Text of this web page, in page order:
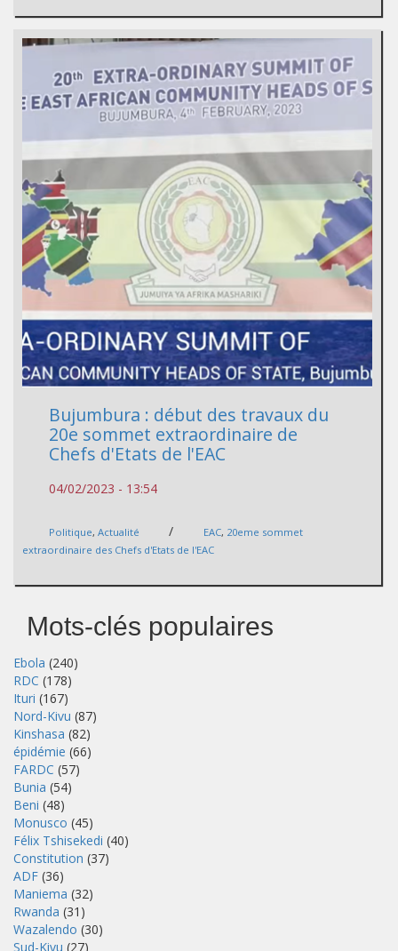
Bujumbura : début des travaux du
20e sommet extraordinaire de
Chefs d'Etats de l'EAC
04/02/2023 - 13:54
Politique, Actualité / EAC, 20eme sommet
extraordinaire des Chefs d'Etats de l'EAC
Mots-clés populaires
Ebola (240)
RDC (178)
Ituri (167)
Nord-Kivu (87)
Kinshasa (82)
épidémie (66)
FARDC (57)
Bunia (54)
Beni (48)
Monusco (45)
Félix Tshisekedi (40)
Constitution (37)
ADF (36)
Maniema (32)
Rwanda (31)
Wazalendo (30)
Sud-Kivu (27)